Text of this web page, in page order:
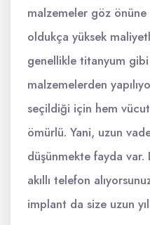
malzemeler göz önüne
oldukça yüksek
genellikle titanyum gibi
malzemelerden
seçildiği için hem
ömürlü. Yani, uzun
düşünmekte fayda var.
akıllı telefon
implant da size uzun